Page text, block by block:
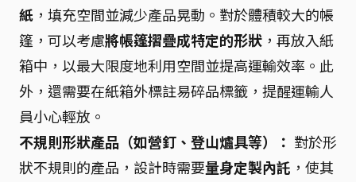
紙 ，填充空間並減少產品晃動。對於體積較大的帳
篷，可以考慮將帳篷摺疊成特定的形狀 ，再放入紙
箱中，以最大限度地利用空間並提高運輸效率。此
外，還需要在紙箱外標註易碎品標籤，提醒運輸人
員小心輕放。
不規則形狀產品（如營釘、登山爐具等）： 對於形
狀不規則的產品，設計時需要量身定製內託 ，使其